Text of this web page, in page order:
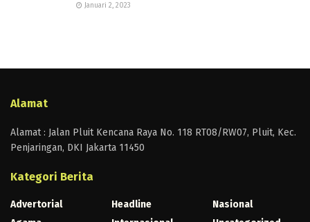
Januari 2, 2023
Alamat
Alamat : Jalan Pluit Kencana Raya No. 118 RT08/RW07, Pluit, Kec.
Penjaringan, DKI Jakarta 11450
Kategori Berita
Advertorial
Headline
Nasional